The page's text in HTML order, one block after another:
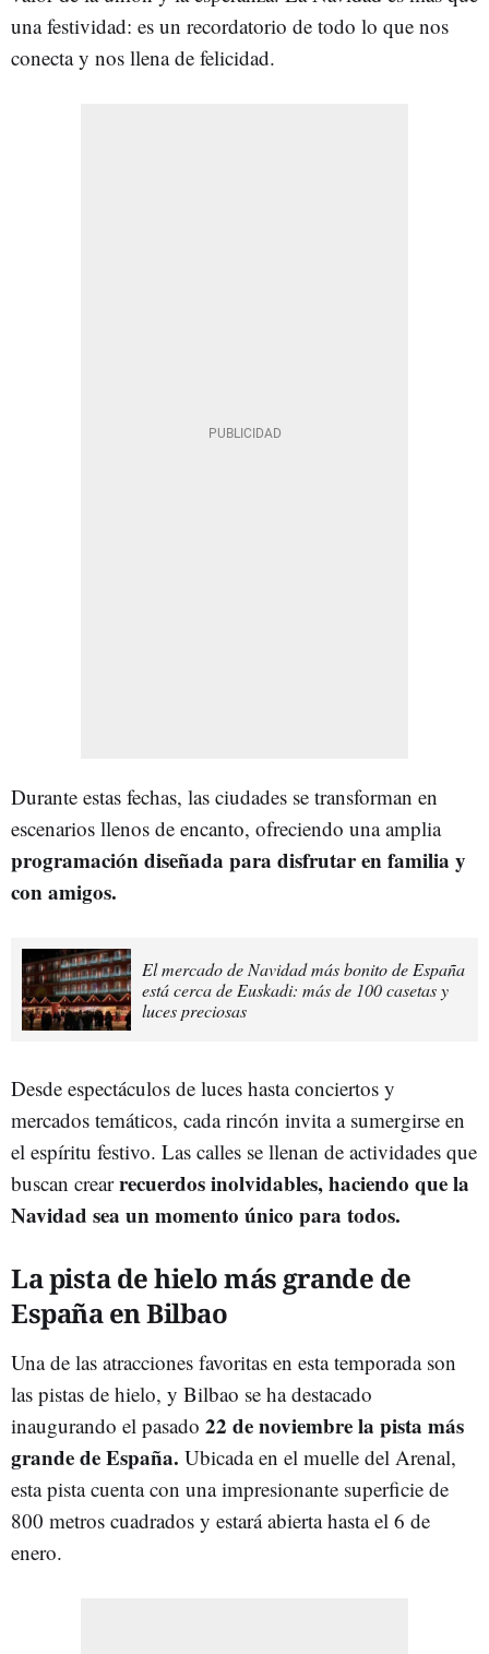
una festividad: es un recordatorio de todo lo que nos
conecta y nos llena de felicidad.
Durante estas fechas, las ciudades se transforman en
escenarios llenos de encanto, ofreciendo una amplia
programación diseñada para disfrutar en familia y
con amigos.
El mercado de Navidad más bonito de España
está cerca de Euskadi: más de 100 casetas y
luces preciosas
Desde espectáculos de luces hasta conciertos y
mercados temáticos, cada rincón invita a sumergirse en
el espíritu festivo. Las calles se llenan de actividades que
buscan crearrecuerdos inolvidables, haciendo que la
Navidad sea un momento único para todos.
La pista de hielo más grande de
España en Bilbao
Una de las atracciones favoritas en esta temporada son
las pistas de hielo, y Bilbao se ha destacado
inaugurando el pasado 22 de noviembre la pista más
grande de España. Ubicada en el muelle del Arenal,
esta pista cuenta con una impresionante superficie de
800 metros cuadrados y estará abierta hasta el 6 de
enero.